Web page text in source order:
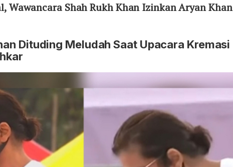
Wawancara Shah Rukh Khan Izinkan Aryan Khan
Dituding Meludah Saat Upacara Kremasi